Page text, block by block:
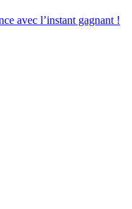
avec l’instant gagnant !